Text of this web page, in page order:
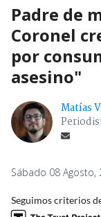
Padre de
Coronel
por
asesino"
Matías
Sábado 08 Agosto,
Seguimos criterios